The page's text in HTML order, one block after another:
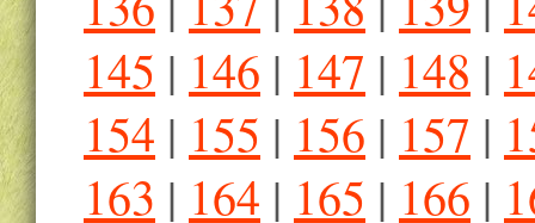
145 | 146 | 147 | 148 |
154 | 155 | 156 | 157 |
163 | 164 | 165 | 166 |